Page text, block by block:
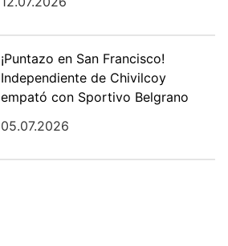
¡Puntazo en San Francisco!
Independiente de Chivilcoy
empató con Sportivo Belgrano
05.07.2026